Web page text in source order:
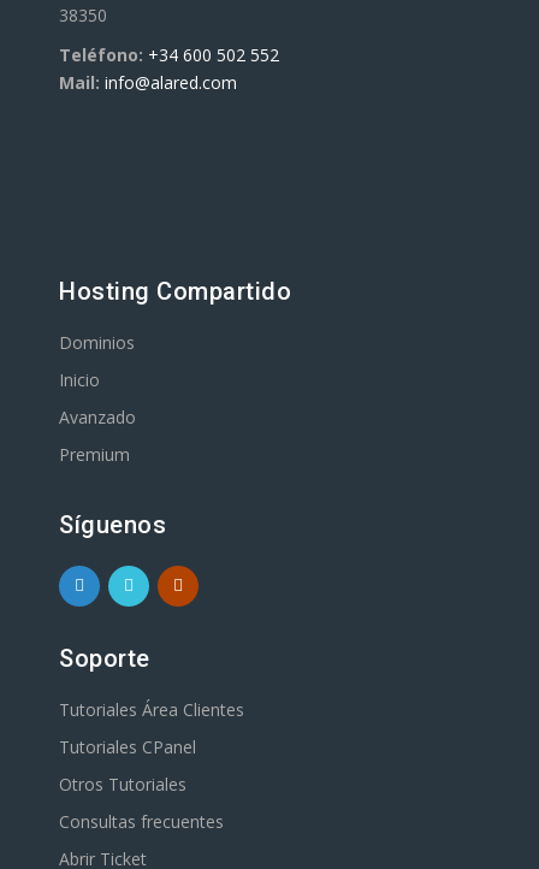
38350
Teléfono: +34 600 502 552
Mail: info@alared.com
Hosting Compartido
Dominios
Inicio
Avanzado
Premium
Síguenos
Soporte
Tutoriales Área Clientes
Tutoriales CPanel
Otros Tutoriales
Consultas frecuentes
Abrir Ticket